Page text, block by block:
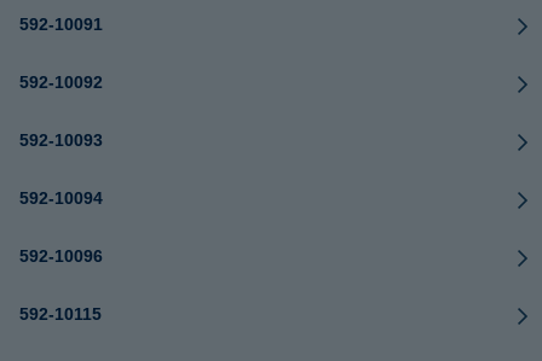
592-10091
592-10092
592-10093
592-10094
592-10096
592-10115